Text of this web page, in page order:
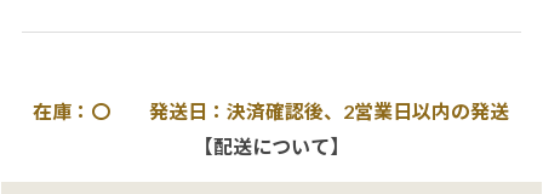
在庫：〇 発送日：決済確認後、2営業日以内の発送
【配送について】